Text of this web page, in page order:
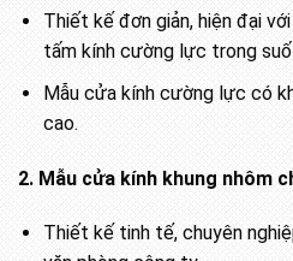
Thiết kế đơn giản, hiện đại
tấm kính cường lực trong
Mẫu cửa kính cường lực có
cao.
2. Mẫu cửa kính khung nhôm
Thiết kế tinh tế, chuyên